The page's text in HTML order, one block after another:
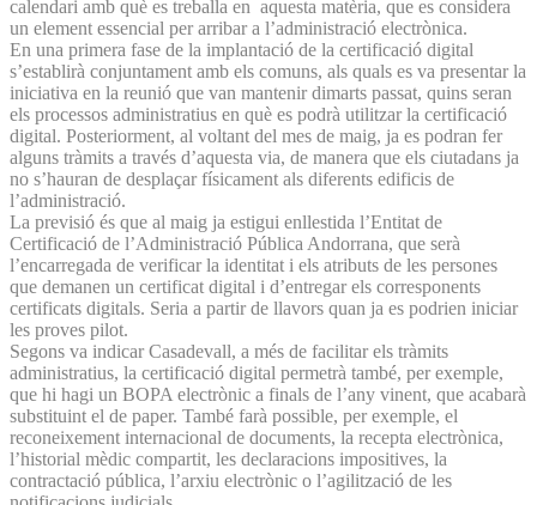
calendari amb què es treballa en aquesta matèria, que es considera
un element essencial per arribar a l’administració electrònica.
En una primera fase de la implantació de la certificació digital
s’establirà conjuntament amb els comuns, als quals es va presentar la
iniciativa en la reunió que van mantenir dimarts passat, quins seran
els processos administratius en què es podrà utilitzar la certificació
digital. Posteriorment, al voltant del mes de maig, ja es podran fer
alguns tràmits a través d’aquesta via, de manera que els ciutadans ja
no s’hauran de desplaçar físicament als diferents edificis de
l’administració.
La previsió és que al maig ja estigui enllestida l’Entitat de
Certificació de l’Administració Pública Andorrana, que serà
l’encarregada de verificar la identitat i els atributs de les persones
que demanen un certificat digital i d’entregar els corresponents
certificats digitals. Seria a partir de llavors quan ja es podrien iniciar
les proves pilot.
Segons va indicar Casadevall, a més de facilitar els tràmits
administratius, la certificació digital permetrà també, per exemple,
que hi hagi un BOPA electrònic a finals de l’any vinent, que acabarà
substituint el de paper. També farà possible, per exemple, el
reconeixement internacional de documents, la recepta electrònica,
l’historial mèdic compartit, les declaracions impositives, la
contractació pública, l’arxiu electrònic o l’agilització de les